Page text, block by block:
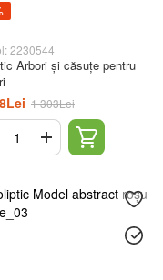
2230544
Arbori și căsuțe pentru
1 303Lei